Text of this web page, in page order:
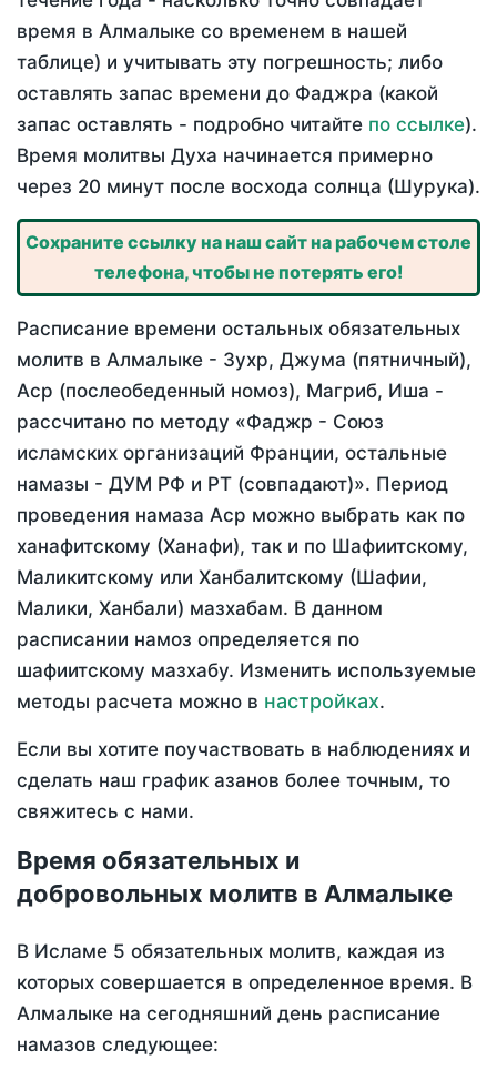
время в Алмалыке со временем в нашей
таблице) и учитывать эту погрешность; либо
оставлять запас времени до Фаджра (какой
запас оставлять - подробно читайте по ссылке).
Время молитвы Духа начинается примерно
через 20 минут после восхода солнца (Шурука).
Сохраните ссылку на наш сайт на рабочем столе
телефона, чтобы не потерять его!
Расписание времени остальных обязательных
молитв в Алмалыке - Зухр, Джума (пятничный),
Аср (послеобеденный номоз), Магриб, Иша -
рассчитано по методу «Фаджр - Союз
исламских организаций Франции, остальные
намазы - ДУМ РФ и РТ (совпадают)». Период
проведения намаза Аср можно выбрать как по
ханафитскому (Ханафи), так и по Шафиитскому,
Маликитскому или Ханбалитскому (Шафии,
Малики, Ханбали) мазхабам. В данном
расписании намоз определяется по
шафиитскому мазхабу. Изменить используемые
методы расчета можно в настройках.
Если вы хотите поучаствовать в наблюдениях и
сделать наш график азанов более точным, то
свяжитесь с нами.
Время обязательных и
добровольных молитв в Алмалыке
В Исламе 5 обязательных молитв, каждая из
которых совершается в определенное время. В
Алмалыке на сегодняшний день расписание
намазов следующее: